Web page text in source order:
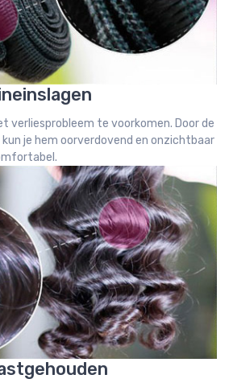
verliesprobleem te voorkomen. Door de
je hem oorverdovend en onzichtbaar